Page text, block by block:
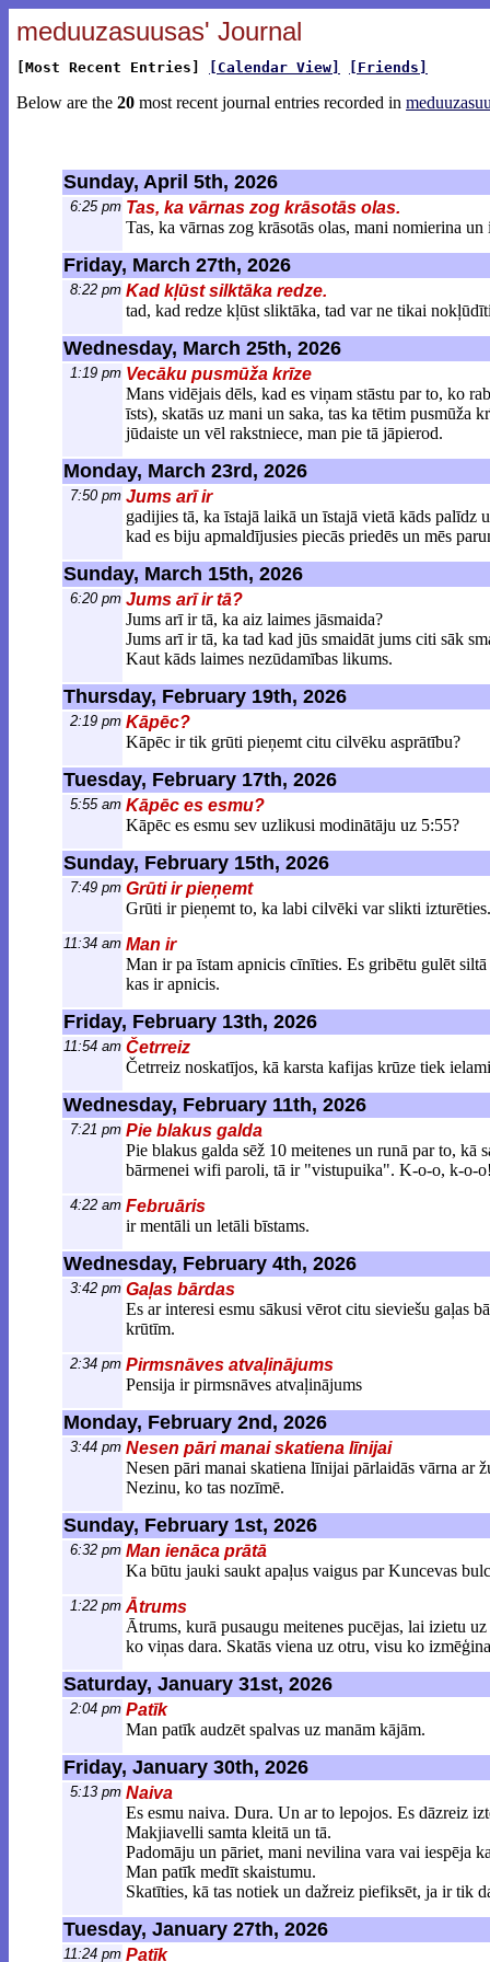
meduuzasuusas' Journal
[Most Recent Entries] [Calendar View] [Friends]
Below are the 20 most recent journal entries recorded in
Sunday, April 5th, 2026
6:25 pm Tas, ka vārnas zog krāsotās olas.
Tas, ka vārnas zog krāsotās olas, mani nomierina un
Friday, March 27th, 2026
8:22 pm Kad kļūst silktāka redze.
tad, kad redze kļūst sliktāka, tad var ne tikai
Wednesday, March 25th, 2026
1:19 pm Vecāku pusmūža krīze
Mans vidējais dēls, kad es viņam stāstu par to, ko
īsts), skatās uz mani un saka, tas ka tētim pusmūža
jūdaiste un vēl rakstniece, man pie tā jāpierod.
Monday, March 23rd, 2026
7:50 pm Jums arī ir
gadijies tā, ka īstajā laikā un īstajā vietā kāds palīdz
kad es biju apmaldījusies piecās priedēs un mēs
Sunday, March 15th, 2026
6:20 pm Jums arī ir tā?
Jums arī ir tā, ka aiz laimes jāsmaida?
Jums arī ir tā, ka tad kad jūs smaidāt jums citi sāk
Kaut kāds laimes nezūdamības likums.
Thursday, February 19th, 2026
2:19 pm Kāpēc?
Kāpēc ir tik grūti pieņemt citu cilvēku asprātību?
Tuesday, February 17th, 2026
5:55 am Kāpēc es esmu?
Kāpēc es esmu sev uzlikusi modinātāju uz 5:55?
Sunday, February 15th, 2026
7:49 pm Grūti ir pieņemt
Grūti ir pieņemt to, ka labi cilvēki var slikti
11:34 am Man ir
Man ir pa īstam apnicis cīnīties. Es gribētu gulēt
kas ir apnicis.
Friday, February 13th, 2026
11:54 am Četrreiz
Četrreiz noskatījos, kā karsta kafijas krūze tiek
Wednesday, February 11th, 2026
7:21 pm Pie blakus galda
Pie blakus galda sēž 10 meitenes un runā par to, kā
bārmenei wifi paroli, tā ir "vistupuika". K-o-o, k-o-
4:22 am Februāris
ir mentāli un letāli bīstams.
Wednesday, February 4th, 2026
3:42 pm Gaļas bārdas
Es ar interesi esmu sākusi vērot citu sieviešu gaļas
krūtīm.
2:34 pm Pirmsnāves atvaļinājums
Pensija ir pirmsnāves atvaļinājums
Monday, February 2nd, 2026
3:44 pm Nesen pāri manai skatiena līnijai
Nesen pāri manai skatiena līnijai pārlaidās vārna ar
Nezinu, ko tas nozīmē.
Sunday, February 1st, 2026
6:32 pm Man ienāca prātā
Ka būtu jauki saukt apaļus vaigus par Kuncevas
1:22 pm Ātrums
Ātrums, kurā pusaugu meitenes pucējas, lai izietu
ko viņas dara. Skatās viena uz otru, visu ko
Saturday, January 31st, 2026
2:04 pm Patīk
Man patīk audzēt spalvas uz manām kājām.
Friday, January 30th, 2026
5:13 pm Naiva
Es esmu naiva. Dura. Un ar to lepojos. Es dāzreiz
Makjiavelli samta kleitā un tā.
Padomāju un pāriet, mani nevilina vara vai iespēja
Man patīk medīt skaistumu.
Skatīties, kā tas notiek un dažreiz piefiksēt, ja ir tik
Tuesday, January 27th, 2026
11:24 pm Patīk